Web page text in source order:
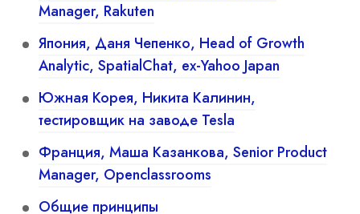
Manager, Rakuten
Япония, Даня Чепенко, Head of Growth
Analytic, SpatialChat, ex-Yahoo Japan
Южная Корея, Никита Калинин,
тестировщик на заводе Tesla
Франция, Маша Казанкова, Senior Product
Manager, Openclassrooms
Общие принципы